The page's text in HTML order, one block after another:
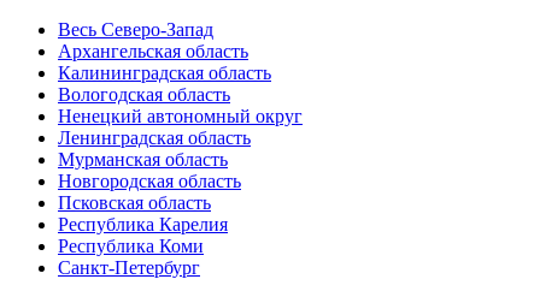
Весь Северо-Запад
Архангельская область
Калининградская область
Вологодская область
Ненецкий автономный округ
Ленинградская область
Мурманская область
Новгородская область
Псковская область
Республика Карелия
Республика Коми
Санкт-Петербург